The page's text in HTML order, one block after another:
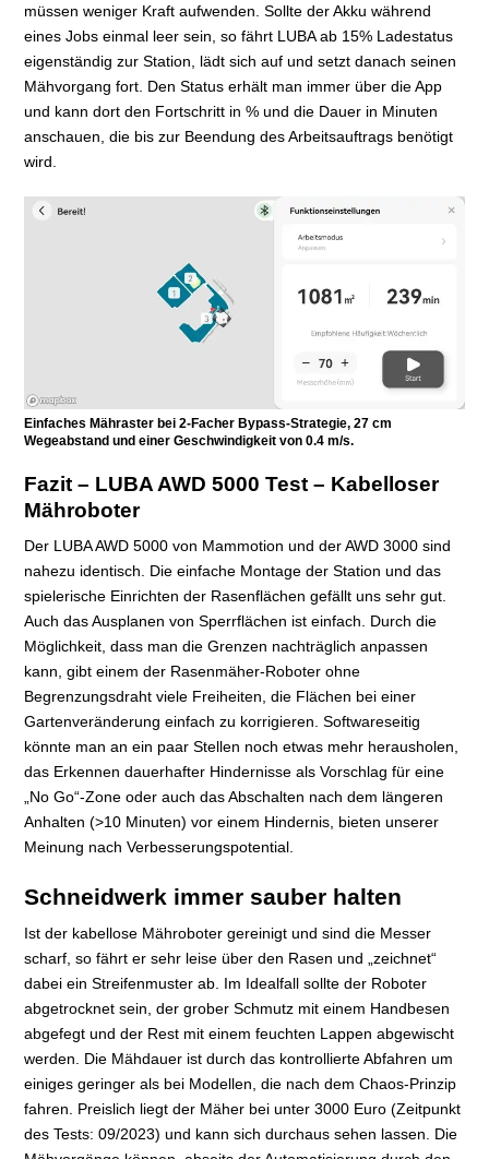
müssen weniger Kraft aufwenden. Sollte der Akku während
eines Jobs einmal leer sein, so fährt LUBA ab 15% Ladestatus
eigenständig zur Station, lädt sich auf und setzt danach seinen
Mähvorgang fort. Den Status erhält man immer über die App
und kann dort den Fortschritt in % und die Dauer in Minuten
anschauen, die bis zur Beendung des Arbeitsauftrags benötigt
wird.
Einfaches Mähraster bei 2-Facher Bypass-Strategie, 27 cm
Wegeabstand und einer Geschwindigkeit von 0.4 m/s.
Fazit – LUBA AWD 5000 Test – Kabelloser
Mähroboter
Der LUBA AWD 5000 von Mammotion und der AWD 3000 sind
nahezu identisch. Die einfache Montage der Station und das
spielerische Einrichten der Rasenflächen gefällt uns sehr gut.
Auch das Ausplanen von Sperrflächen ist einfach. Durch die
Möglichkeit, dass man die Grenzen nachträglich anpassen
kann, gibt einem der Rasenmäher-Roboter ohne
Begrenzungsdraht viele Freiheiten, die Flächen bei einer
Gartenveränderung einfach zu korrigieren. Softwareseitig
könnte man an ein paar Stellen noch etwas mehr herausholen,
das Erkennen dauerhafter Hindernisse als Vorschlag für eine
„No Go“-Zone oder auch das Abschalten nach dem längeren
Anhalten (>10 Minuten) vor einem Hindernis, bieten unserer
Meinung nach Verbesserungspotential.
Schneidwerk immer sauber halten
Ist der kabellose Mähroboter gereinigt und sind die Messer
scharf, so fährt er sehr leise über den Rasen und „zeichnet“
dabei ein Streifenmuster ab. Im Idealfall sollte der Roboter
abgetrocknet sein, der grober Schmutz mit einem Handbesen
abgefegt und der Rest mit einem feuchten Lappen abgewischt
werden. Die Mähdauer ist durch das kontrollierte Abfahren um
einiges geringer als bei Modellen, die nach dem Chaos-Prinzip
fahren. Preislich liegt der Mäher bei unter 3000 Euro (Zeitpunkt
des Tests: 09/2023) und kann sich durchaus sehen lassen. Die